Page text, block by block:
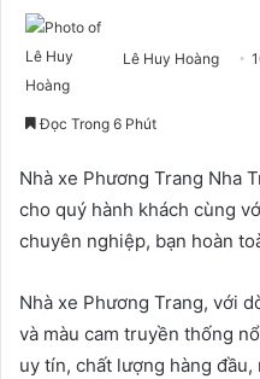
Lê Huy Hoàng
Đọc Trong 6 Phút
Nhà xe Phương Trang Nha
cho quý hành khách cùng
chuyên nghiệp, bạn hoàn
Nhà xe Phương Trang, với
và màu cam truyền thống
uy tín, chất lượng hàng